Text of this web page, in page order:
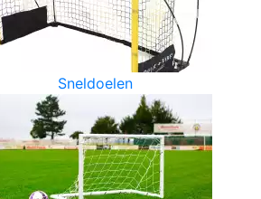
Sneldoelen